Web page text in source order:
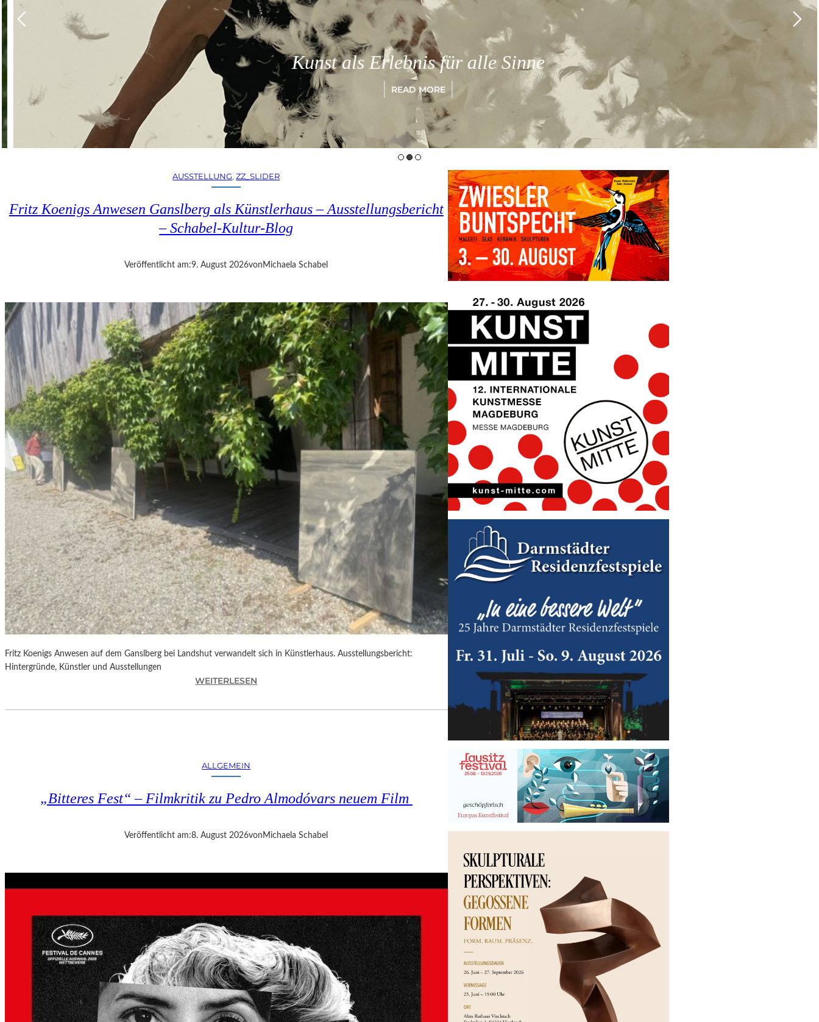
Kunst als Erlebnis für alle Sinne
READ MORE
AUSSTELLUNG, ZZ_SLIDER
Fritz Koenigs Anwesen Ganslberg als Künstlerhaus – Ausstellungsbericht
– Schabel-Kultur-Blog
Veröffentlicht am:9. August 2026von Michaela Schabel
Fritz Koenigs Anwesen auf dem Ganslberg bei Landshut verwandelt sich in Künstlerhaus. Ausstellungsbericht:
Hintergründe, Künstler und Ausstellungen
WEITERLESEN
R
N
S
E
N
A
N
S
L
B
ALLGEMEIN
„Bitteres Fest“ – Filmkritik zu Pedro Almodóvars neuem Film
Veröffentlicht am:8. August 2026von Michaela Schabel